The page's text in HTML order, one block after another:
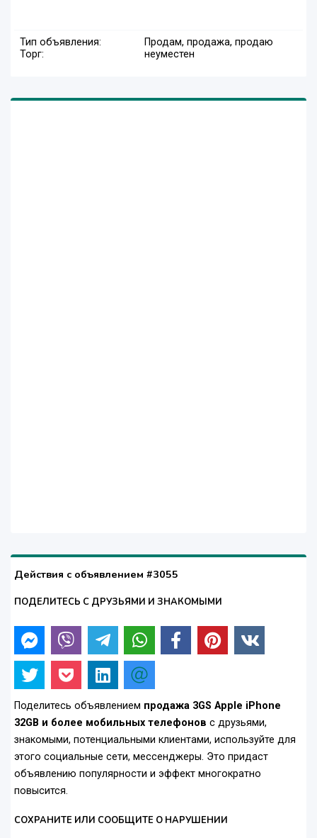
Тип объявления:
Продам, продажа, продаю
Торг:
неуместен
Действия с объявлением #3055
ПОДЕЛИТЕСЬ С ДРУЗЬЯМИ И ЗНАКОМЫМИ
Поделитесь объявлением продажа 3GS Apple iPhone
32GB и более мобильных телефонов с друзьями,
знакомыми, потенциальными клиентами, используйте для
этого социальные сети, мессенджеры. Это придаст
объявлению популярности и эффект многократно
повысится.
СОХРАНИТЕ ИЛИ СООБЩИТЕ О НАРУШЕНИИ